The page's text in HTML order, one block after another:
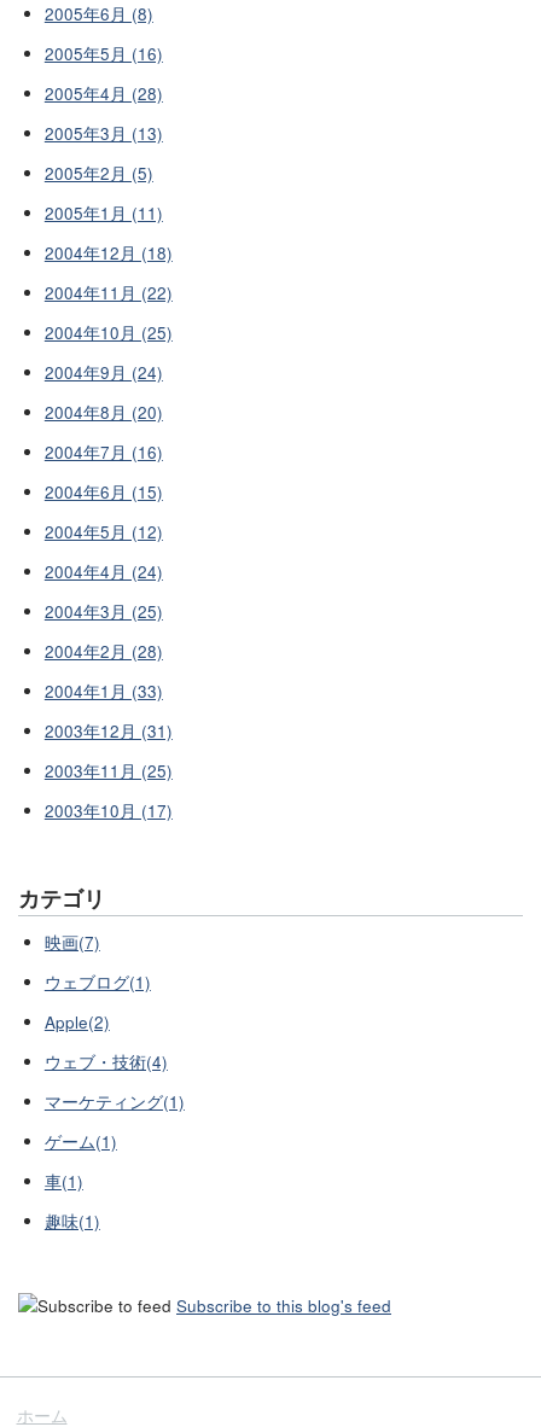
2005年6月 (8)
2005年5月 (16)
2005年4月 (28)
2005年3月 (13)
2005年2月 (5)
2005年1月 (11)
2004年12月 (18)
2004年11月 (22)
2004年10月 (25)
2004年9月 (24)
2004年8月 (20)
2004年7月 (16)
2004年6月 (15)
2004年5月 (12)
2004年4月 (24)
2004年3月 (25)
2004年2月 (28)
2004年1月 (33)
2003年12月 (31)
2003年11月 (25)
2003年10月 (17)
カテゴリ
映画(7)
ウェブログ(1)
Apple(2)
ウェブ・技術(4)
マーケティング(1)
ゲーム(1)
車(1)
趣味(1)
Subscribe to this blog's feed
ホーム